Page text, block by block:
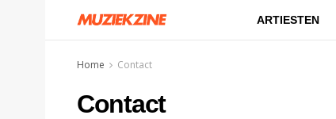
ARTIESTEN
Home Contact
Contact